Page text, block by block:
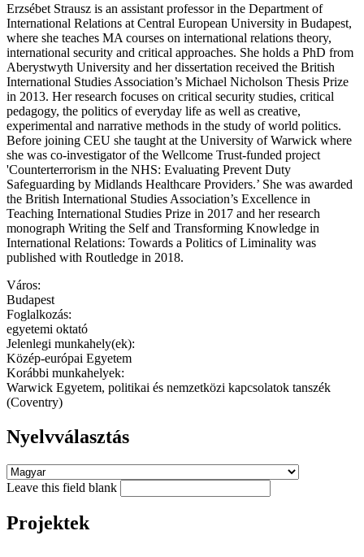
Erzsébet Strausz is an assistant professor in the Department of
International Relations at Central European University in Budapest,
where she teaches MA courses on international relations theory,
international security and critical approaches. She holds a PhD from
Aberystwyth University and her dissertation received the British
International Studies Association’s Michael Nicholson Thesis Prize
in 2013. Her research focuses on critical security studies, critical
pedagogy, the politics of everyday life as well as creative,
experimental and narrative methods in the study of world politics.
Before joining CEU she taught at the University of Warwick where
she was co-investigator of the Wellcome Trust-funded project
'Counterterrorism in the NHS: Evaluating Prevent Duty
Safeguarding by Midlands Healthcare Providers.’ She was awarded
the British International Studies Association’s Excellence in
Teaching International Studies Prize in 2017 and her research
monograph Writing the Self and Transforming Knowledge in
International Relations: Towards a Politics of Liminality was
published with Routledge in 2018.
Város:
Budapest
Foglalkozás:
egyetemi oktató
Jelenlegi munkahely(ek):
Közép-európai Egyetem
Korábbi munkahelyek:
Warwick Egyetem, politikai és nemzetközi kapcsolatok tanszék
(Coventry)
Nyelvválasztás
Leave this field blank
Projektek